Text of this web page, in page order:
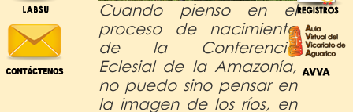
Cuando pienso en el
proceso de nacimiento
de la Conferencia
Eclesial de la Amazonía,
no puedo sino pensar en
la imagen de los ríos, en